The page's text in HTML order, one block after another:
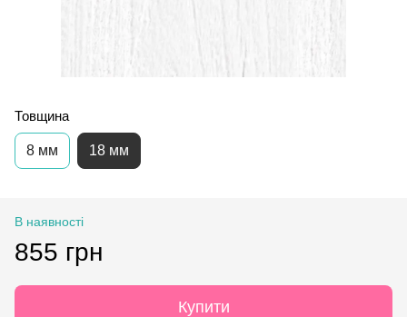
Товщина
8 мм 18 мм
В наявності
855 грн
Купити